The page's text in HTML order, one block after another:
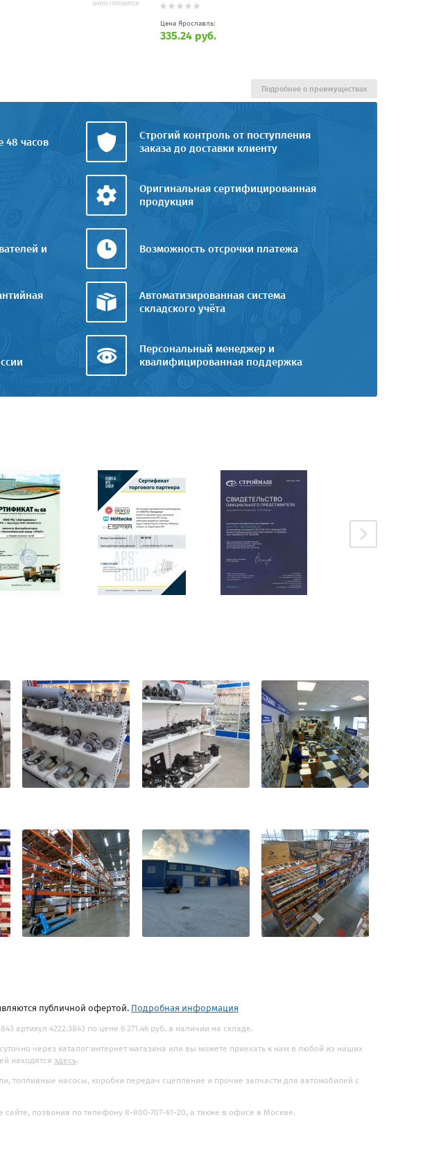
Цена Ярославль:
335.24 руб.
48 часов
Строгий контроль от поступления
заказа до доставки клиенту
Оригинальная сертифицированная
продукция
и
Возможность отсрочки платежа
Автоматизированная система
складского учёта
Персональный менеджер и
квалифицированная поддержка
Подробнее о преимуществах
публичной офертой. Подробная информация
артикул 4222.3843 по цене 6 271.46 руб. в наличии на складе.
через каталог интернет магазина или вы можете приехать к нам в любой из наших
находятся здесь.
топливные насосы, коробки передач сцепление и прочие запчасти для автомобилей с
позвонив по телефону 8-800-707-61-20, а также в офисе в Москве.